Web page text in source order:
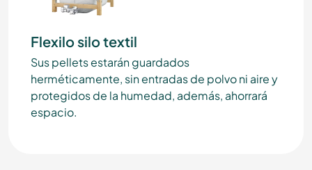
Flexilo silo textil
Sus pellets estarán guardados
herméticamente, sin entradas de polvo ni aire y
protegidos de la humedad, además, ahorrará
espacio.